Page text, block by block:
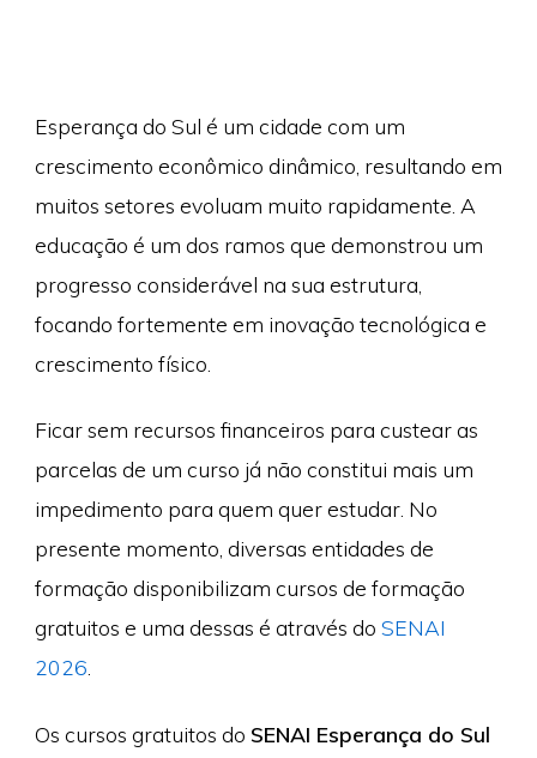
Esperança do Sul é um cidade com um
crescimento econômico dinâmico, resultando em
muitos setores evoluam muito rapidamente. A
educação é um dos ramos que demonstrou um
progresso considerável na sua estrutura,
focando fortemente em inovação tecnológica e
crescimento físico.
Ficar sem recursos financeiros para custear as
parcelas de um curso já não constitui mais um
impedimento para quem quer estudar. No
presente momento, diversas entidades de
formação disponibilizam cursos de formação
gratuitos e uma dessas é através do SENAI
2026
Os cursos gratuitos do SENAI Esperança do Sul